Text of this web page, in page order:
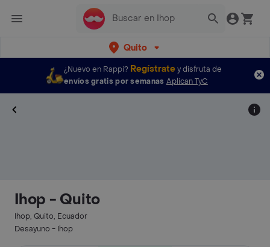
Quito
¿Nuevo en Rappi? Regístratey disfruta de
envíos gratis por semanas Aplican TyC
Ihop - Quito
Ihop, Quito, Ecuador
Desayuno - Ihop